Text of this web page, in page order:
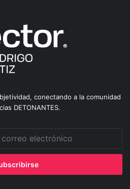
conectando a la comunidad
DETONANTES.